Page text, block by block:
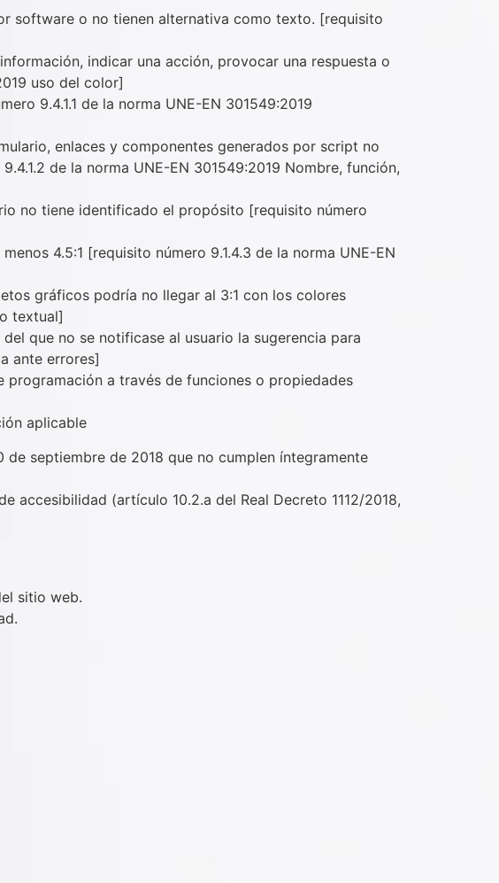
software o no tienen alternativa como texto. [requisito
indicar una acción, provocar una respuesta o
uso del color]
9.4.1.1 de la norma UNE-EN 301549:2019
enlaces y componentes generados por script no
de la norma UNE-EN 301549:2019 Nombre, función,
no tiene identificado el propósito [requisito número
4.5:1 [requisito número 9.1.4.3 de la norma UNE-EN
gráficos podría no llegar al 3:1 con los colores
textual]
que no se notificase al usuario la sugerencia para
ante errores]
programación a través de funciones o propiedades
aplicable
septiembre de 2018 que no cumplen íntegramente
accesibilidad (artículo 10.2.a del Real Decreto 1112/2018,
sitio web.